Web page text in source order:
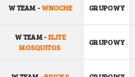
W TEAM -WNOCHE GRUPOWY
W TEAM-ELITE
MOSQUITOS
GRUPOWY